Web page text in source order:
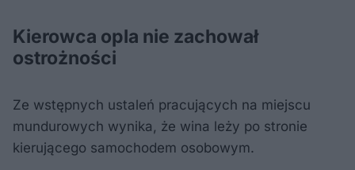
Kierowca opla nie zachował
ostrożności
Ze wstępnych ustaleń pracujących na miejscu
mundurowych wynika, że wina leży po stronie
kierującego samochodem osobowym.